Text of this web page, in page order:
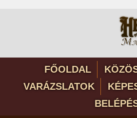
FŐOLDAL
VARÁZSLATOK